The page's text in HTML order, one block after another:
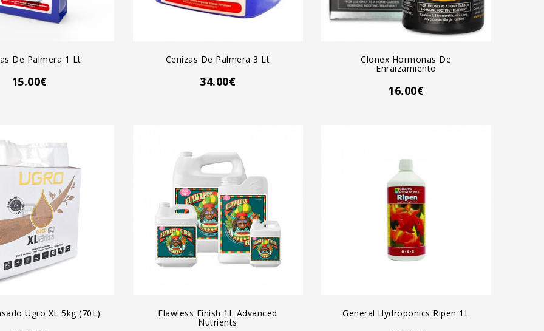
De Palmera 1 Lt
15.00€
Cenizas De Palmera 3 Lt
34.00€
Clonex Hormonas De
Enraizamiento
16.00€
Ugro XL 5kg (70L)
Flawless Finish 1L Advanced
Nutrients
General Hydroponics Ripen 1L